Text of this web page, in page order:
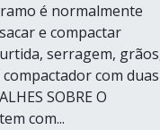
é normalmente
e compactar
serragem,
com duas
SOBRE O
com...